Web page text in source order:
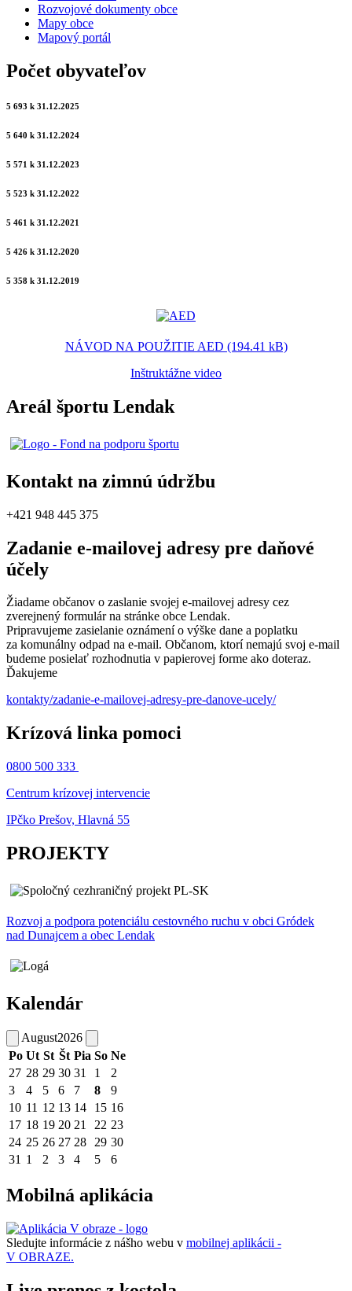
Rozvojové dokumenty obce
Mapy obce
Mapový portál
Počet obyvateľov
5 693 k 31.12.2025
5 640 k 31.12.2024
5 571 k 31.12.2023
5 523 k 31.12.2022
5 461 k 31.12.2021
5 426 k 31.12.2020
5 358 k 31.12.2019
NÁVOD NA POUŽITIE AED (194.41 kB)
Inštruktážne video
Areál športu Lendak
Kontakt na zimnú údržbu
+421 948 445 375
Zadanie e-mailovej adresy pre daňové
účely
Žiadame občanov o zaslanie svojej e-mailovej adresy cez
zverejnený formulár na stránke obce Lendak.
Pripravujeme zasielanie oznámení o výške dane a poplatku
za komunálny odpad na e-mail. Občanom, ktorí nemajú svoj e-mail
budeme posielať rozhodnutia v papierovej forme ako doteraz.
Ďakujeme
kontakty/zadanie-e-mailovej-adresy-pre-danove-ucely/
Krízová linka pomoci
0800 500 333
Centrum krízovej intervencie
IPčko Prešov, Hlavná 55
PROJEKTY
Rozvoj a podpora potenciálu cestovného ruchu v obci Gródek
nad Dunajcem a obec Lendak
Kalendár
August2026
Po Ut St Št Pia So Ne
27 28 29 30 31 1
2
3
4 5 6 7 8
9
10 11 12 13 14 15 16
17 18 19 20 21 22 23
24 25 26 27 28 29 30
31 1 2 3 4 5 6
Mobilná aplikácia
Sledujte informácie z nášho webu v mobilnej aplikácii -
V OBRAZE.